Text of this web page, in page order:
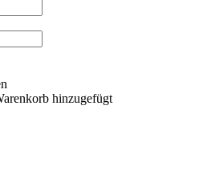
hinzugefügt